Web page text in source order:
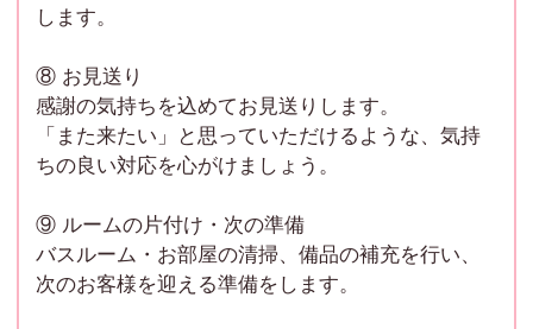
します。
⑧ お見送り
感謝の気持ちを込めてお見送りします。
「また来たい」と思っていただけるような、気持
ちの良い対応を心がけましょう。
⑨ ルームの片付け・次の準備
バスルーム・お部屋の清掃、備品の補充を行い、
次のお客様を迎える準備をします。